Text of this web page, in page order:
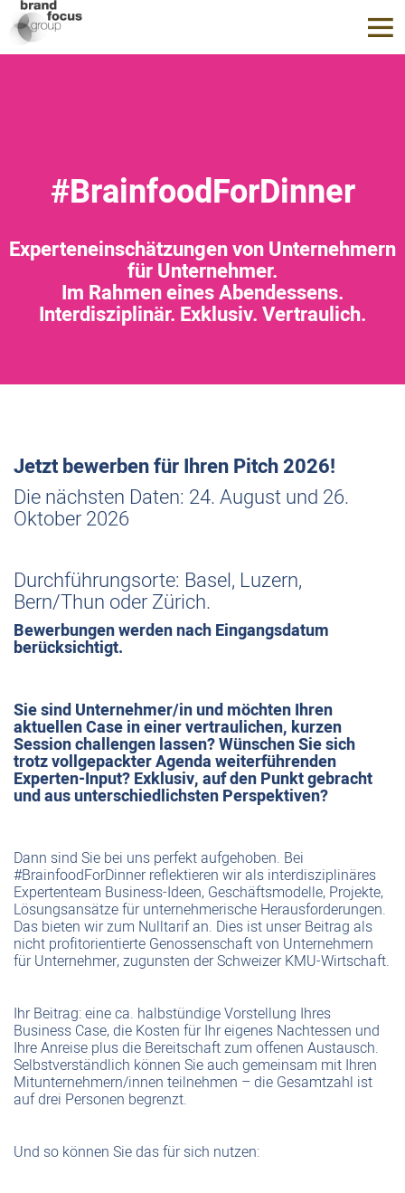
#BrainfoodForDinner
Experteneinschätzungen von Unternehmern
für Unternehmer.
Im Rahmen eines Abendessens.
Interdisziplinär. Exklusiv. Vertraulich.
Jetzt bewerben für Ihren Pitch 2026!
Die nächsten Daten: 24. August und 26.
Oktober 2026
Durchführungsorte: Basel, Luzern,
Bern/Thun oder Zürich.
Bewerbungen werden nach Eingangsdatum
berücksichtigt.
Sie sind Unternehmer/in und möchten Ihren
aktuellen Case in einer vertraulichen, kurzen
Session challengen lassen? Wünschen Sie sich
trotz vollgepackter Agenda weiterführenden
Experten-Input? Exklusiv, auf den Punkt gebracht
und aus unterschiedlichsten Perspektiven?
Dann sind Sie bei uns perfekt aufgehoben. Bei
#BrainfoodForDinner reflektieren wir als interdisziplinäres
Expertenteam Business-Ideen, Geschäftsmodelle, Projekte,
Lösungsansätze für unternehmerische Herausforderungen.
Das bieten wir zum Nulltarif an. Dies ist unser Beitrag als
nicht profitorientierte Genossenschaft von Unternehmern
für Unternehmer, zugunsten der Schweizer KMU-Wirtschaft.
Ihr Beitrag: eine ca. halbstündige Vorstellung Ihres
Business Case, die Kosten für Ihr eigenes Nachtessen und
Ihre Anreise plus die Bereitschaft zum offenen Austausch.
Selbstverständlich können Sie auch gemeinsam mit Ihren
Mitunternehmern/innen teilnehmen – die Gesamtzahl ist
auf drei Personen begrenzt.
Und so können Sie das für sich nutzen: